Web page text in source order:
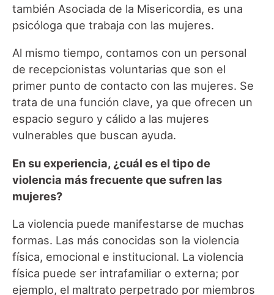
también Asociada de la Misericordia, es una
psicóloga que trabaja con las mujeres.
Al mismo tiempo, contamos con un personal
de recepcionistas voluntarias que son el
primer punto de contacto con las mujeres. Se
trata de una función clave, ya que ofrecen un
espacio seguro y cálido a las mujeres
vulnerables que buscan ayuda.
En su experiencia, ¿cuál es el tipo de
violencia más frecuente que sufren las
mujeres?
La violencia puede manifestarse de muchas
formas. Las más conocidas son la violencia
física, emocional e institucional. La violencia
física puede ser intrafamiliar o externa; por
ejemplo, el maltrato perpetrado por miembros